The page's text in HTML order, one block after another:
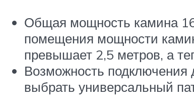
Общая мощность камина 16
помещения мощности
превышает 2,5 метров, а
Возможность подключения
выбрать универсальный